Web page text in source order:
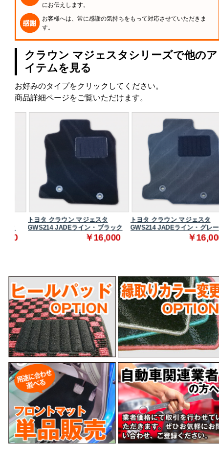
にお伝えします。
お客様へは、常に感謝の気持ちをもって対応させていただきま
す。
クラウン マジェスタシリーズで他のア
イテムを見る
お好みのタイプをクリックしてください。
商品詳細ページをご覧いただけます。
トヨタ クラウン マジェスタ
GWS214 JADEライン・ブラック
￥16,000
トヨタ クラウン マジェスタ
GWS214 JADEライン・グレー
￥16,000